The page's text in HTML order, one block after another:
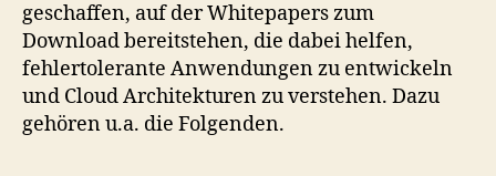
geschaffen, auf der Whitepapers zum
Download bereitstehen, die dabei helfen,
fehlertolerante Anwendungen zu entwickeln
und Cloud Architekturen zu verstehen. Dazu
gehören u.a. die Folgenden.